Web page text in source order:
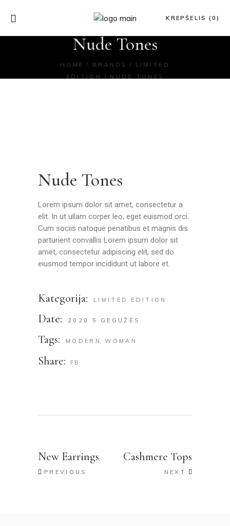
KREPŠELIS (0)
Nude Tones
HOME BRANDS
LIMITED
EDITION
NUDE TONES
Nude Tones
Lorem ipsum dolor sit amet, consectetur a
elit. In ut ullam corper leo, eget euismod orci.
Cum sociis natoque penatibus et magnis dis
parturient convallis Lorem ipsum dolor sit
amet, consectetur adipiscing elit, sed do
eiusmod tempor incididunt ut labore et.
Kategorija: LIMITED EDITION
Date: 2020 5 GEGUŽĖS
Tags: MODERN WOMAN
Share: FB
New Earrings
PREVIOUS
Cashmere Tops
NEXT